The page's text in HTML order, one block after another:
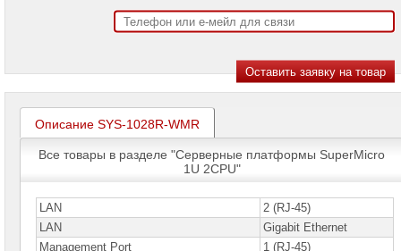
Принтеры
Name
сетевое
оборудование
Описание SYS-1028R-WMR
Все товары в разделе "Серверные платформы SuperMicro
1U 2CPU"
LAN
2 (RJ-45)
LAN
Gigabit Ethernet
Management Port
1 (RJ-45)